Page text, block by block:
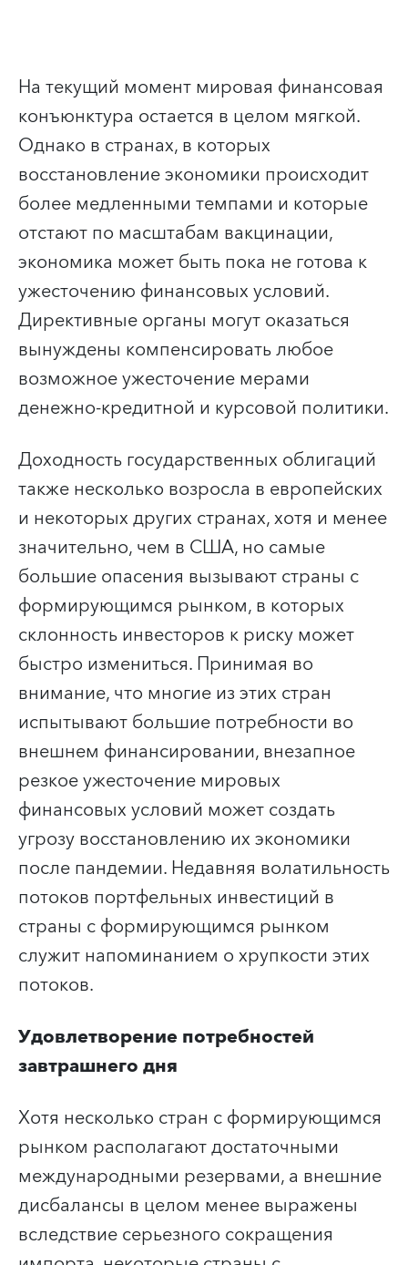
На текущий момент мировая финансовая
конъюнктура остается в целом мягкой.
Однако в странах, в которых
восстановление экономики происходит
более медленными темпами и которые
отстают по масштабам вакцинации,
экономика может быть пока не готова к
ужесточению финансовых условий.
Директивные органы могут оказаться
вынуждены компенсировать любое
возможное ужесточение мерами
денежно-кредитной и курсовой политики.
Доходность государственных облигаций
также несколько возросла в европейских
и некоторых других странах, хотя и менее
значительно, чем в США, но самые
большие опасения вызывают страны с
формирующимся рынком, в которых
склонность инвесторов к риску может
быстро измениться. Принимая во
внимание, что многие из этих стран
испытывают большие потребности во
внешнем финансировании, внезапное
резкое ужесточение мировых
финансовых условий может создать
угрозу восстановлению их экономики
после пандемии. Недавняя волатильность
потоков портфельных инвестиций в
страны с формирующимся рынком
служит напоминанием о хрупкости этих
потоков.
Удовлетворение потребностей
завтрашнего дня
Хотя несколько стран с формирующимся
рынком располагают достаточными
международными резервами, а внешние
дисбалансы в целом менее выражены
вследствие серьезного сокращения